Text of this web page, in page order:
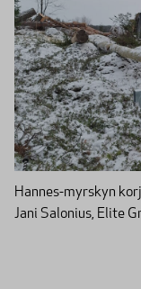
Hannes-myrskyn
Jani Salonius, Elite